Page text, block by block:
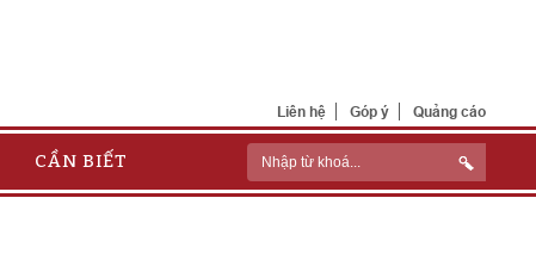
Liên hệ Góp ý Quảng cáo
CẦN BIẾT